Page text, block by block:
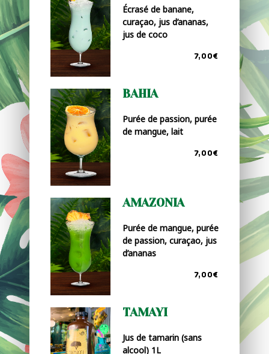
Écrasé de banane,
curaçao, jus d’ananas,
jus de coco
7,00€
BAHIA
Purée de passion, purée
de mangue, lait
7,00€
AMAZONIA
Purée de mangue, purée
de passion, curaçao, jus
d’ananas
7,00€
TAMAYI
Jus de tamarin (sans
alcool) 1L